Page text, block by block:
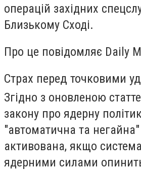
операцій західних
Близькому Сході.
Про це повідомляє Daily
Страх перед точковими
Згідно з оновленою
закону про ядерну
"автоматична та негайна"
активована, якщо
ядерними силами